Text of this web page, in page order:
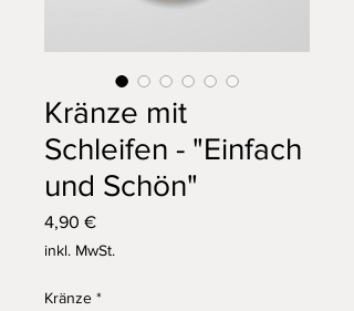
Kränze mit
Schleifen - "Einfach
und Schön"
4,90 €Preis
inkl. MwSt.
Kränze *